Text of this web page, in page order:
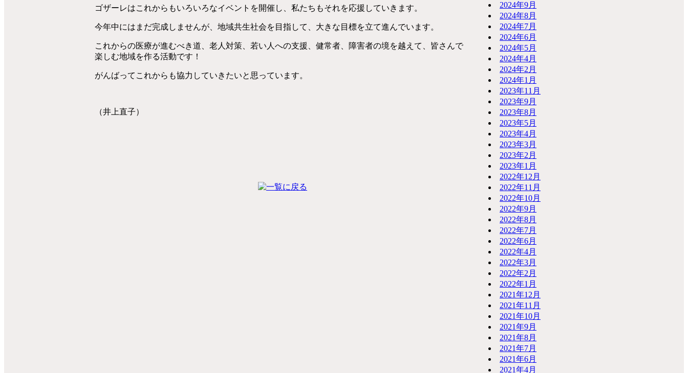
ゴザーレはこれからもいろいろなイベントを開催し、私たちもそれを応援していきます。
今年中にはまだ完成しませんが、地域共生社会を目指して、大きな目標を立て進んでいます。
これからの医療が進むべき道、老人対策、若い人への支援、健常者、障害者の境を越えて、皆さんで
楽しむ地域を作る活動です！
がんばってこれからも協力していきたいと思っています。
（井上直子）
2024年9月
2024年8月
2024年7月
2024年6月
2024年5月
2024年4月
2024年2月
2024年1月
2023年11月
2023年9月
2023年8月
2023年5月
2023年4月
2023年3月
2023年2月
2023年1月
2022年12月
2022年11月
2022年10月
2022年9月
2022年8月
2022年7月
2022年6月
2022年4月
2022年3月
2022年2月
2022年1月
2021年12月
2021年11月
2021年10月
2021年9月
2021年8月
2021年7月
2021年6月
2021年4月